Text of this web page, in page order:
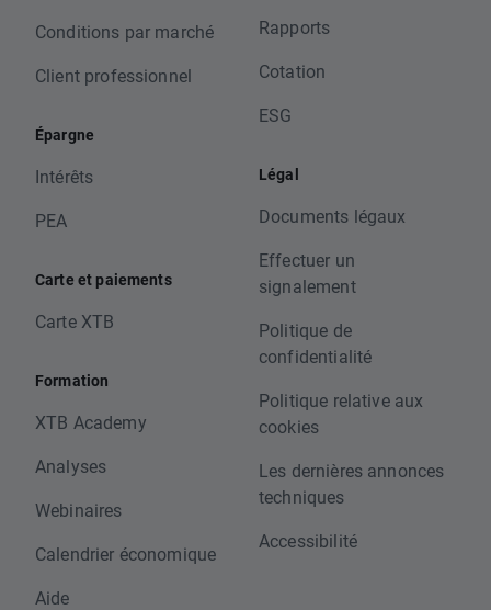
Conditions par marché
Client professionnel
Épargne
Intérêts
PEA
Carte et paiements
Carte XTB
Formation
XTB Academy
Analyses
Webinaires
Calendrier économique
Aide
Rapports
Cotation
ESG
Légal
Documents légaux
Effectuer un
signalement
Politique de
confidentialité
Politique relative aux
cookies
Les dernières annonces
techniques
Accessibilité